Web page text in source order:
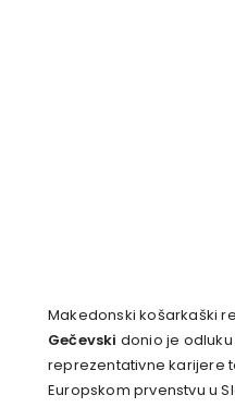
Makedonski košarkaški
Gečevski donio je
reprezentativne karijere
Europskom prvenstvu u